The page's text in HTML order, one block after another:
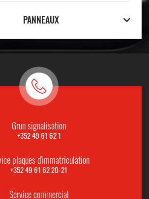
PANNEAUX
Grun signalisation
+352 49 61 62 1
plaques d'immatriculation
+352 49 61 62 20-21
Service commercial